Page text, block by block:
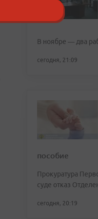
В ноябре — два
сегодня, 21:09
пособие
Прокуратура
суде отказ
сегодня, 20:19